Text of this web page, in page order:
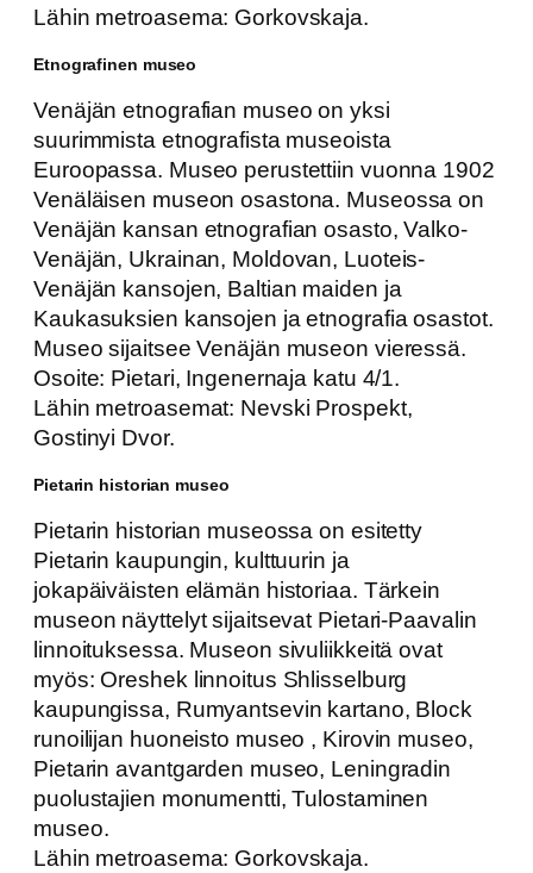
Lähin metroasema: Gorkovskaja.
Etnografinen museo
Venäjän etnografian museo on yksi
suurimmista etnografista museoista
Euroopassa. Museo perustettiin vuonna 1902
Venäläisen museon osastona. Museossa on
Venäjän kansan etnografian osasto, Valko-
Venäjän, Ukrainan, Moldovan, Luoteis-
Venäjän kansojen, Baltian maiden ja
Kaukasuksien kansojen ja etnografia osastot.
Museo sijaitsee Venäjän museon vieressä.
Osoite: Pietari, Ingenernaja katu 4/1.
Lähin metroasemat: Nevski Prospekt,
Gostinyi Dvor.
Pietarin historian museo
Pietarin historian museossa on esitetty
Pietarin kaupungin, kulttuurin ja
jokapäiväisten elämän historiaa. Tärkein
museon näyttelyt sijaitsevat Pietari-Paavalin
linnoituksessa. Museon sivuliikkeitä ovat
myös: Oreshek linnoitus Shlisselburg
kaupungissa, Rumyantsevin kartano, Block
runoilijan huoneisto museo , Kirovin museo,
Pietarin avantgarden museo, Leningradin
puolustajien monumentti, Tulostaminen
museo.
Lähin metroasema: Gorkovskaja.